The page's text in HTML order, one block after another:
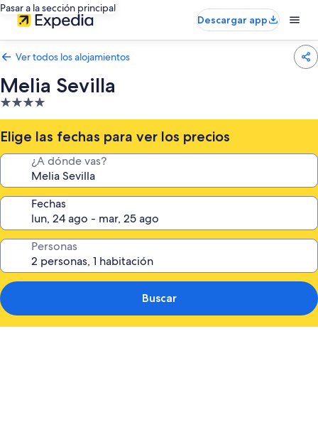
Pasar a la sección principal
Descargar app
Ver todos los alojamientos
Melia Sevilla
Alojamiento
de
4.0 estrellas
Elige las fechas para ver los precios
¿A dónde vas?
Fechas
Personas
Buscar